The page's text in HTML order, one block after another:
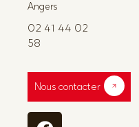
Angers
02 41 44 02
58
Nous contacter